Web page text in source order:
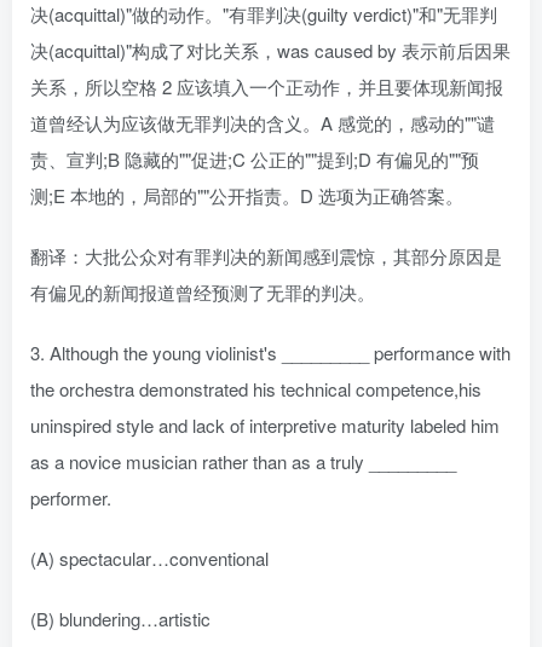
决(acquittal)"做的动作。"有罪判决(guilty verdict)"和"无罪判
决(acquittal)"构成了对比关系，was caused by 表示前后因果
关系，所以空格 2 应该填入一个正动作，并且要体现新闻报
道曾经认为应该做无罪判决的含义。A 感觉的，感动的""谴
责、宣判;B 隐藏的""促进;C 公正的""提到;D 有偏见的""预
测;E 本地的，局部的""公开指责。D 选项为正确答案。
翻译：大批公众对有罪判决的新闻感到震惊，其部分原因是
有偏见的新闻报道曾经预测了无罪的判决。
3. Although the young violinist's _________ performance with
the orchestra demonstrated his technical competence,his
uninspired style and lack of interpretive maturity labeled him
as a novice musician rather than as a truly _________
performer.
(A) spectacular…conventional
(B) blundering…artistic